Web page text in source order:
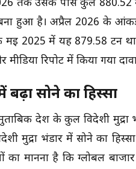
तक उसके पास कुल 880.52
हुआ है। अप्रैल 2026 के
2025 में यह 879.58 टन
मीडिया रिपोर्ट में किया गया
बढ़ा सोने का हिस्सा
देश के कुल विदेशी मुद्रा
मुद्रा भंडार में सोने का
का मानना है कि ग्लोबल